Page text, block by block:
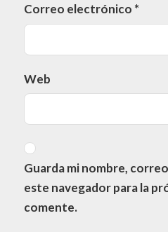
Correo electrónico *
Web
Guarda mi nombre,
este navegador para la
comente.